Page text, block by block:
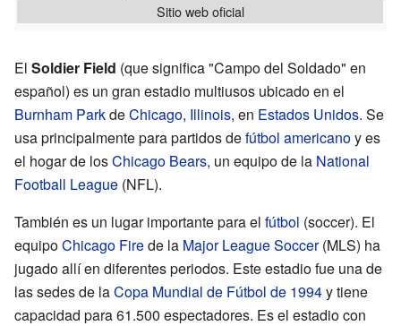
Sitio web oficial
El Soldier Field (que significa "Campo del Soldado" en
español) es un gran estadio multiusos ubicado en el
Burnham ParkdeChicago, Illinois, en Estados Unidos. Se
usa principalmente para partidos defútbol americanoy es
el hogar de losChicago Bears, un equipo de la National
Football League (NFL).
También es un lugar importante para el fútbol (soccer). El
equipoChicago Firede la Major League Soccer(MLS) ha
jugado allí en diferentes periodos. Este estadio fue una de
las sedes de laCopa Mundial de Fútbol de 1994y tiene
capacidad para 61.500 espectadores. Es el estadio con